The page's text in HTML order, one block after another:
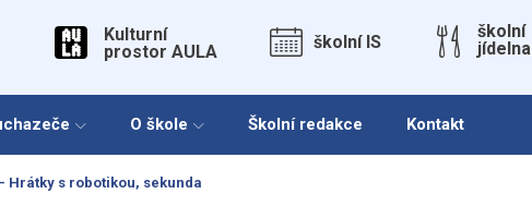
Kulturní
prostor AULA
školní IS
školní
jídelna
O škole Školní redakce Kontakt
Hrátky s robotikou, sekunda